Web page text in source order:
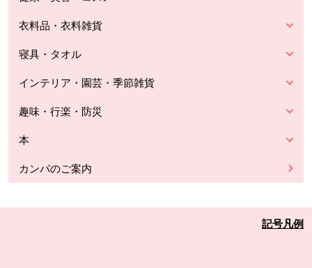
衣料品・衣料雑貨
寝具・タオル
インテリア・園芸・季節雑貨
趣味・行楽・防災
本
カンパのご案内
記号凡例